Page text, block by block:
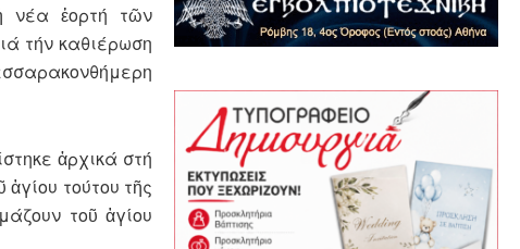
νέα ἑορτή τῶν
τήν καθιέρωση
ἀρχικά στή
τούτου τῆς
τοῦ ἁγίου